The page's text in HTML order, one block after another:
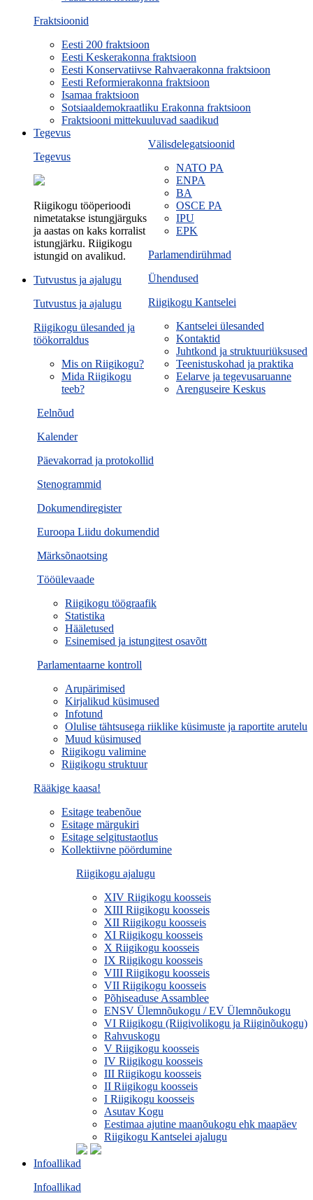
Fraktsioonid
Eesti 200 fraktsioon
Eesti Keskerakonna fraktsioon
Eesti Konservatiivse Rahvaerakonna fraktsioon
Eesti Reformierakonna fraktsioon
Isamaa fraktsioon
Sotsiaaldemokraatliku Erakonna fraktsioon
Fraktsiooni mittekuuluvad saadikud
Välisdelegatsioonid
NATO PA
ENPA
BA
OSCE PA
IPU
EPK
Parlamendirühmad
Ühendused
Riigikogu Kantselei
Kantselei ülesanded
Kontaktid
Juhtkond ja struktuuriüksused
Teenistuskohad ja praktika
Eelarve ja tegevusaruanne
Arenguseire Keskus
Tegevus
Tegevus
Riigikogu tööperioodi
nimetatakse istungjärguks
ja aastas on kaks korralist
istungjärku. Riigikogu
istungid on avalikud.
Eelnõud
Kalender
Päevakorrad ja protokollid
Stenogrammid
Dokumendiregister
Euroopa Liidu dokumendid
Märksõnaotsing
Tööülevaade
Riigikogu töögraafik
Statistika
Hääletused
Esinemised ja istungitest osavõtt
Parlamentaarne kontroll
Arupärimised
Kirjalikud küsimused
Infotund
Olulise tähtsusega riiklike küsimuste ja raportite arutelu
Muud küsimused
Tutvustus ja ajalugu
Tutvustus ja ajalugu
Riigikogu ülesanded ja
töökorraldus
Mis on Riigikogu?
Mida Riigikogu
teeb?
Riigikogu valimine
Riigikogu struktuur
Rääkige kaasa!
Esitage teabenõue
Esitage märgukiri
Esitage selgitustaotlus
Kollektiivne pöördumine
Riigikogu ajalugu
XIV Riigikogu koosseis
XIII Riigikogu koosseis
XII Riigikogu koosseis
XI Riigikogu koosseis
X Riigikogu koosseis
IX Riigikogu koosseis
VIII Riigikogu koosseis
VII Riigikogu koosseis
Põhiseaduse Assamblee
ENSV Ülemnõukogu / EV Ülemnõukogu
VI Riigikogu (Riigivolikogu ja Riiginõukogu)
Rahvuskogu
V Riigikogu koosseis
IV Riigikogu koosseis
III Riigikogu koosseis
II Riigikogu koosseis
I Riigikogu koosseis
Asutav Kogu
Eestimaa ajutine maanõukogu ehk maapäev
Riigikogu Kantselei ajalugu
Infoallikad
Infoallikad